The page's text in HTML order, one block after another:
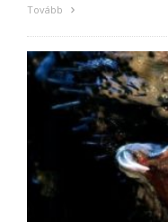
Tovább